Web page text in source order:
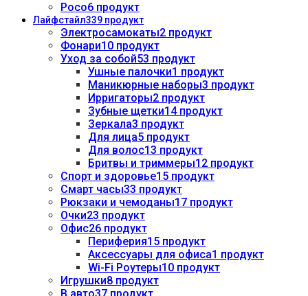
Poco6 продукт
Лайфстайл339 продукт
Электросамокаты2 продукт
Фонари10 продукт
Уход за собой53 продукт
Ушные палочки1 продукт
Маникюрные наборы3 продукт
Ирригаторы2 продукт
Зубные щетки14 продукт
Зеркала3 продукт
Для лица5 продукт
Для волос13 продукт
Бритвы и триммеры12 продукт
Спорт и здоровье15 продукт
Смарт часы33 продукт
Рюкзаки и чемоданы17 продукт
Очки23 продукт
Офис26 продукт
Периферия15 продукт
Аксессуары для офиса1 продукт
Wi-Fi Роутеры10 продукт
Игрушки8 продукт